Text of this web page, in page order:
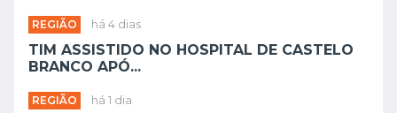
REGIÃO há 4 dias
TIM ASSISTIDO NO HOSPITAL DE CASTELO
BRANCO APÓ...
REGIÃO há 1 dia